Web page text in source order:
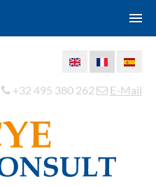
+32 495 380 262 E-Mail